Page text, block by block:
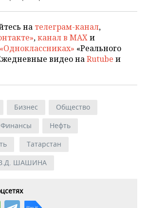
СПОРТА
на телеграм-канал,
,канал в MAXи
«Реального
видео наRutube и
Бизнес
Общество
Финансы
Нефть
Татарстан
ШАШИНА